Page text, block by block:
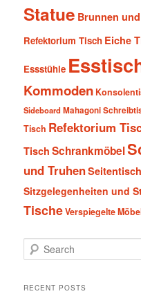
Statue Brunnen
Refektorium Tisch Eiche
Essstühle
Kommoden
SideboardMahagoni
Tisch Refektorium
Tisch Schrankmöbel
und Truhen
Sitzgelegenheiten und
TischeVerspiegelte
e
rRECENT POSTS